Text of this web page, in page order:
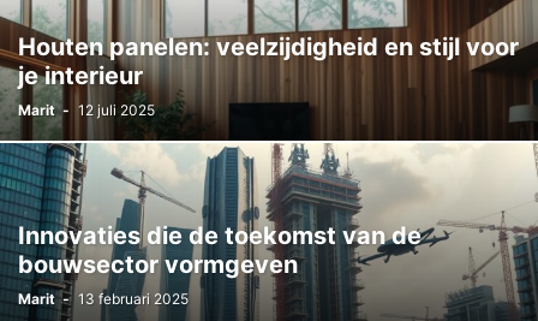
Houten panelen: veelzijdigheid en stijl voor
je interieur
Marit - 12 juli 2025
Innovaties die de toekomst van de
bouwsector vormgeven
Marit - 13 februari 2025